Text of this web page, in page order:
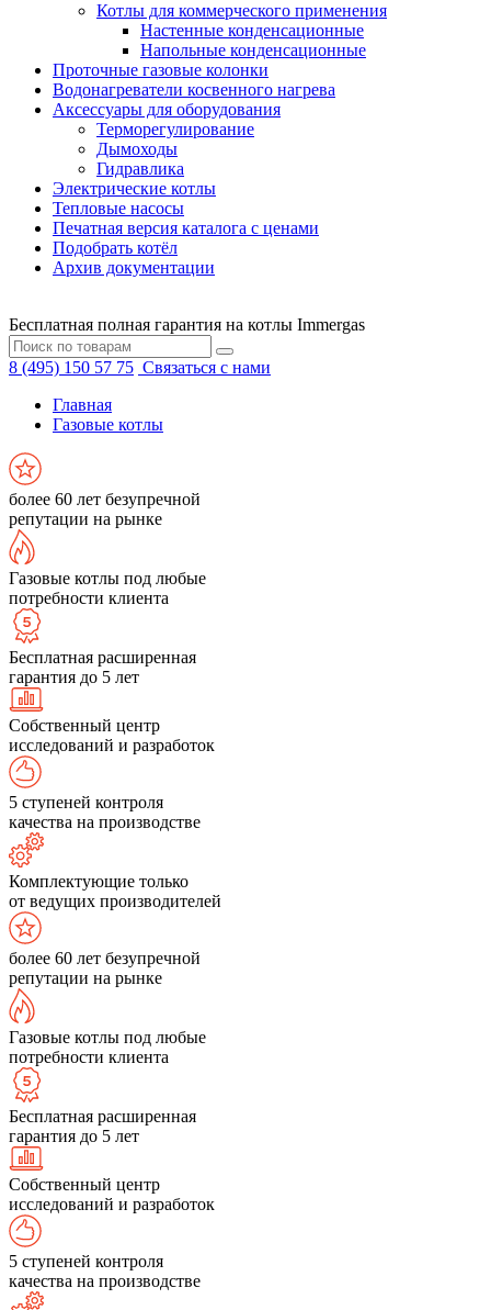
Котлы для коммерческого применения
Настенные конденсационные
Напольные конденсационные
Проточные газовые колонки
Водонагреватели косвенного нагрева
Аксессуары для оборудования
Терморегулирование
Дымоходы
Гидравлика
Электрические котлы
Тепловые насосы
Печатная версия каталога с ценами
Подобрать котёл
Архив документации
Бесплатная полная гарантия на котлы Immergas
8 (495) 150 57 75 Связаться с нами
Главная
Газовые котлы
более 60 лет безупречной
репутации на рынке
Газовые котлы под любые
потребности клиента
Бесплатная расширенная
гарантия до 5 лет
Собственный центр
исследований и разработок
5 ступеней контроля
качества на производстве
Комплектующие только
от ведущих производителей
более 60 лет безупречной
репутации на рынке
Газовые котлы под любые
потребности клиента
Бесплатная расширенная
гарантия до 5 лет
Собственный центр
исследований и разработок
5 ступеней контроля
качества на производстве